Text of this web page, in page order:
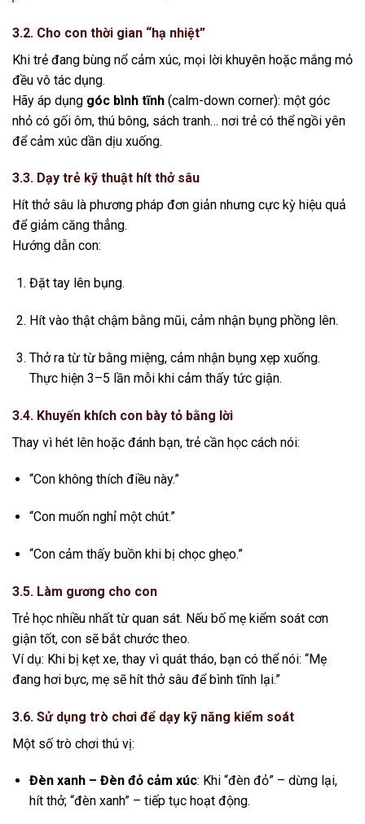
3.2. Cho con thời gian “hạ nhiệt”
Khi trẻ đang bùng nổ cảm xúc, mọi lời khuyên hoặc mắng mỏ
đều vô tác dụng.
Hãy áp dụng góc bình tĩnh (calm-down corner): một góc
nhỏ có gối ôm, thú bông, sách tranh… nơi trẻ có thể ngồi yên
để cảm xúc dần dịu xuống.
3.3. Dạy trẻ kỹ thuật hít thở sâu
Hít thở sâu là phương pháp đơn giản nhưng cực kỳ hiệu quả
để giảm căng thẳng.
Hướng dẫn con:
Đặt tay lên bụng.
Hít vào thật chậm bằng mũi, cảm nhận bụng phồng lên.
Thở ra từ từ bằng miệng, cảm nhận bụng xẹp xuống.
Thực hiện 3–5 lần mỗi khi cảm thấy tức giận.
3.4. Khuyến khích con bày tỏ bằng lời
Thay vì hét lên hoặc đánh bạn, trẻ cần học cách nói:
“Con không thích điều này.”
“Con muốn nghỉ một chút.”
“Con cảm thấy buồn khi bị chọc ghẹo.”
3.5. Làm gương cho con
Trẻ học nhiều nhất từ quan sát. Nếu bố mẹ kiểm soát cơn
giận tốt, con sẽ bắt chước theo.
Ví dụ: Khi bị kẹt xe, thay vì quát tháo, bạn có thể nói: “Mẹ
đang hơi bực, mẹ sẽ hít thở sâu để bình tĩnh lại.”
3.6. Sử dụng trò chơi để dạy kỹ năng kiểm soát
Một số trò chơi thú vị:
Đèn xanh – Đèn đỏ cảm xúc: Khi “đèn đỏ” – dừng lại,
hít thở; “đèn xanh” – tiếp tục hoạt động.